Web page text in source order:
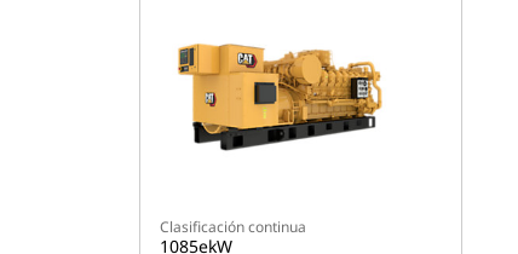
Clasificación continua
1085ekW